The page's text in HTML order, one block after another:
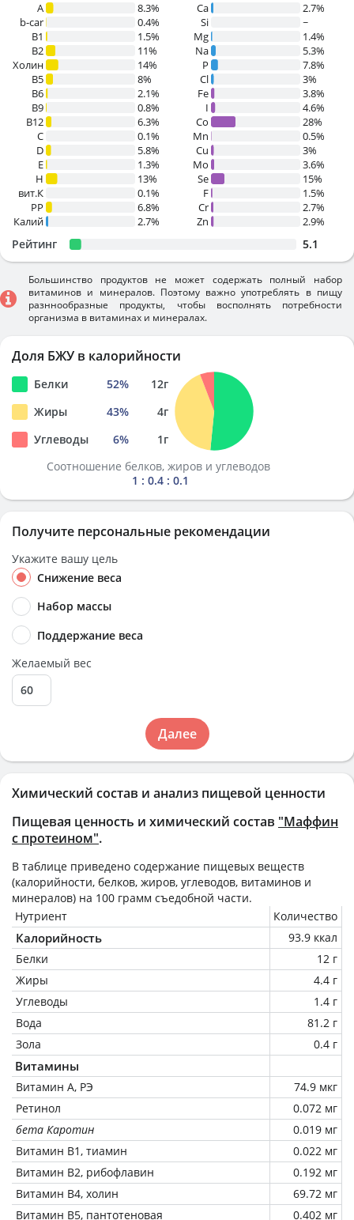
Химический состав и анализ пищевой ценности
Пищевая ценность и химический состав "Маффин
с протеином".
В таблице приведено содержание пищевых веществ
(калорийности, белков, жиров, углеводов, витаминов и
минералов) на 100 грамм съедобной части.
Нутриент
Количество
Калорийность
93.9 ккал
Белки
12 г
Жиры
4.4 г
Углеводы
1.4 г
Вода
81.2 г
Зола
0.4 г
Витамины
Витамин А, РЭ
74.9 мкг
Ретинол
0.072 мг
бета Каротин
0.019 мг
Витамин В1, тиамин
0.022 мг
Витамин В2, рибофлавин
0.192 мг
Витамин В4, холин
69.72 мг
Витамин В5, пантотеновая
0.402 мг
A
8.3%
b-car
0.4%
В1
1.5%
B2
11%
Холин
14%
B5
8%
B6
2.1%
B9
0.8%
B12
6.3%
C
0.1%
D
5.8%
E
1.3%
H
13%
вит.К
0.1%
PP
6.8%
Калий
2.7%
Ca
2.7%
Si
~
Mg
1.4%
Na
5.3%
P
7.8%
Cl
3%
Fe
3.8%
I
4.6%
Co
28%
Mn
0.5%
Cu
3%
Mo
3.6%
Se
15%
F
1.5%
Cr
2.7%
Zn
2.9%
Рейтинг 5.1
Большинство продуктов не может содержать полный набор
витаминов и минералов. Поэтому важно употреблять в пищу
разннообразные продукты, чтобы восполнять потребности
организма в витаминах и минералах.
Доля БЖУ в калорийности
Белки 52% 12г
Жиры
43% 4г
Углеводы
6% 1г
Соотношение белков, жиров и углеводов
1 : 0.4 : 0.1
Получите персональные рекомендации
Укажите вашу цель
Снижение веса
Набор массы
Поддержание веса
Желаемый вес
Далее